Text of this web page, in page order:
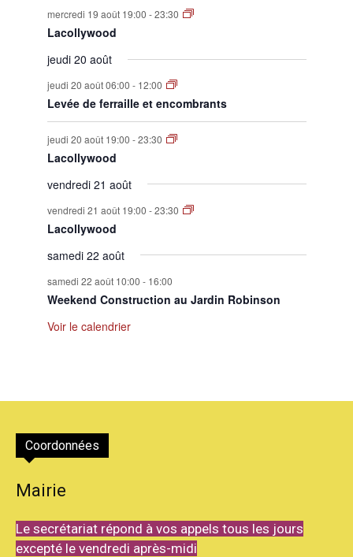
mercredi 19 août 19:00 -23:30
Lacollywood
jeudi 20 août
jeudi 20 août 06:00 - 12:00
Levée de ferraille et encombrants
jeudi 20 août 19:00 -23:30
Lacollywood
vendredi 21 août
vendredi 21 août 19:00 -23:30
Lacollywood
samedi 22 août
samedi 22 août 10:00 - 16:00
Weekend Construction au Jardin Robinson
Voir le calendrier
Coordonnées
Mairie
Le secrétariat répond à vos appels tous les jours
excepté le vendredi après-midi